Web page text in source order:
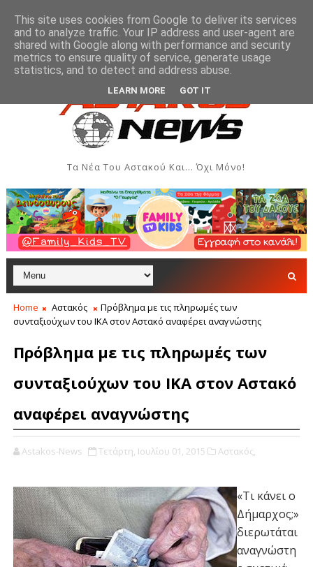
Δημιουργιών του Συλλόγου Γυναικών Αστακού ΠΟΛΙΤΙΣΜΌΣ
Τα Νέα Του Αστακού Και... Όχι Μόνο!
Home Αστακός
Πρόβλημα με τις πληρωμές των
συνταξιούχων του ΙΚΑ στον Αστακό αναφέρει αναγνώστης
Πρόβλημα με τις πληρωμές των
συνταξιούχων του ΙΚΑ στον Αστακό
αναφέρει αναγνώστης
Astakos-News Τετάρτη, Ιουλίου 01, 2015 Αστακός,
«Τι κάνει ο
Δήμαρχος;»
διερωτάται
αναγνώστη
This site uses cookies from Google to deliver its services
and to analyze traffic. Your IP address and user-agent are
shared with Google along with performance and security
metrics to ensure quality of service, generate usage
statistics, and to detect and address abuse.
LEARN MORE GOT IT